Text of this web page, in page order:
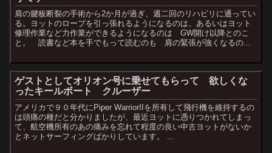
肩の腱板断裂の手術から2か月が過ぎ、週二回のリハビリに通ってい
る。ヨットのロープを引っ張れるようになるのは、あるいはヨット
修理作業など力作業ができるようになるのは GW開け以降とのこ
と。 読書など本を手でもって読むのも 肩の緊張が強くなるの...
ゲストとしてオリオン号に乗せてもらって 欲しくな
ったキールボート クルーザー
アメリカで９０年代にPiper WarriorIIを所有して飛行機を維持するの
は頭痛の種だと分かりましたが、最近ヨットに憑りつかれてしまっ
て、航空機所有のあの痛みを忘れて程度の良い中古ヨットがないか
とネットサーフィングばかりしています。 ...